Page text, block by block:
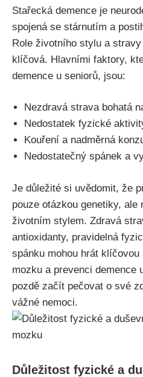
Stařecká demence je
spojená se stárnutím a
Role životního stylu a
klíčová. Hlavními faktory,
demence u seniorů, jsou:
Nezdravá strava bohatá
Nedostatek fyzické
Kouření a nadměrná
Nedostatečný spánek a
Je důležité si uvědomit, že
pouze otázkou genetiky,
životním stylem. Zdravá
antioxidanty, pravidelná
spánku mohou hrát
mozku a prevenci demence
pozdě začít pečovat o své
vážné nemoci.
Důležitost fyzické a